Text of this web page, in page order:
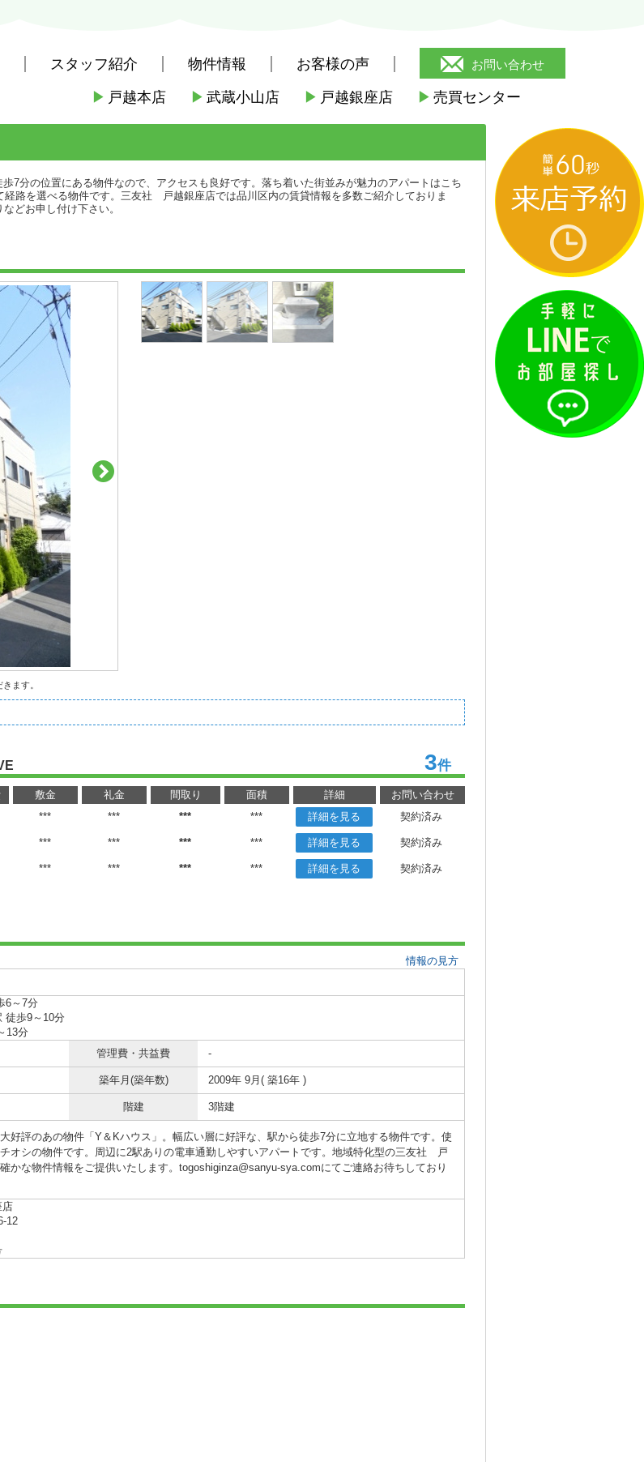
スタッフ紹介 物件情報 お客様の声 お問い合わせ
▶ 戸越本店 ▶ 武蔵小山店 ▶ 戸越銀座店 ▶ 売買センター
)路線・駅から探す 都営地下鉄都営浅草線 > 戸越駅 Y＆Kハウス
7分の位置にある物件なので、アクセスも良好です。落ち着いた街並みが魅力のアパートはこち
路を選べる物件です。三友社 戸越銀座店では品川区内の賃貸情報を多数ご紹介しておりま
どお申し付け下さい。
ます。
3件
敷金 礼金 間取り 面積 詳細
お問い合わせ
*** *** *** *** 詳細を見る 契約済み
*** *** *** *** 詳細を見る 契約済み
*** *** *** *** 詳細を見る
契約済み
情報の見方
6～7分
徒歩9～10分
13分
管理費・共益費 -
築年月(築年数) 2009年 9月( 築16年 )
階建 3階建
好評のあの物件「Y＆Kハウス」。幅広い層に好評な、駅から徒歩7分に立地する物件です。使
オシの物件です。周辺に2駅ありの電車通勤しやすいアパートです。地域特化型の三友社 戸
かな物件情報をご提供いたします。togoshiginza@sanyu-sya.comにてご連絡お待ちしており
12